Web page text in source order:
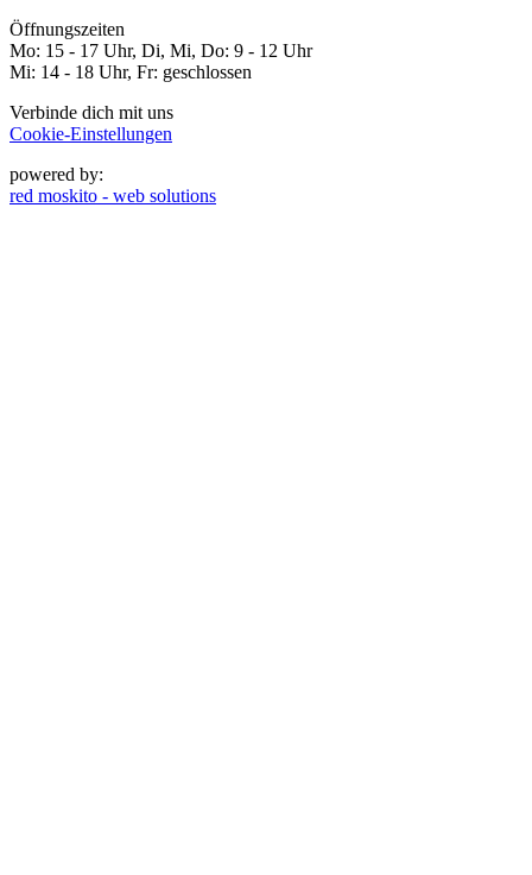
Öffnungszeiten
Mo: 15 - 17 Uhr, Di, Mi, Do: 9 - 12 Uhr
Mi: 14 - 18 Uhr, Fr: geschlossen
Verbinde dich mit uns
Cookie-Einstellungen
powered by:
red moskito - web solutions